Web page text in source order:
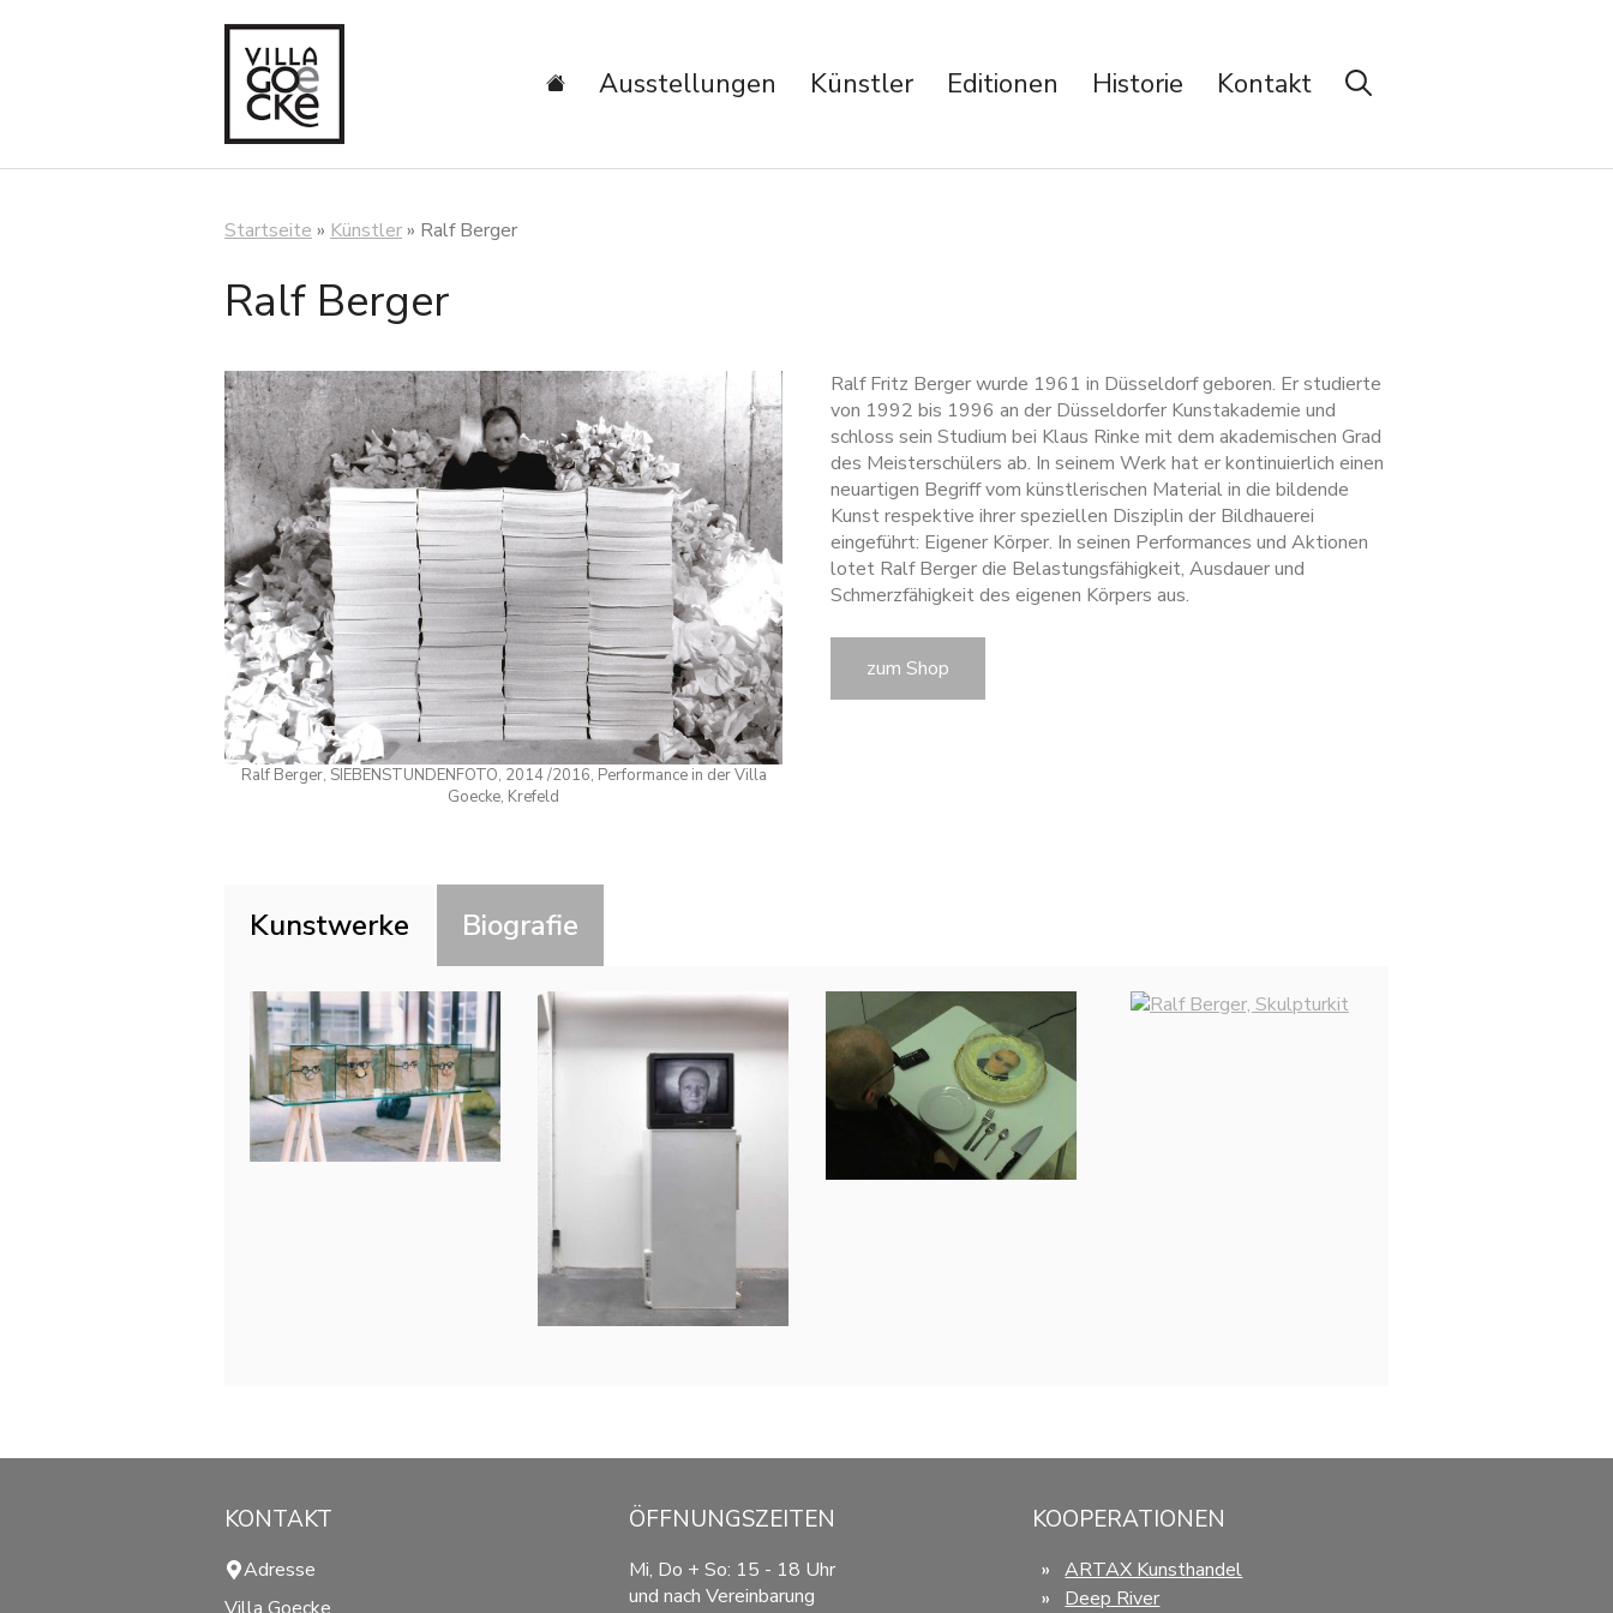
Ausstellungen Künstler Editionen Historie Kontakt
Startseite » Künstler» Ralf Berger
Ralf Berger
Ralf Berger, SIEBENSTUNDENFOTO, 2014 /2016, Performance in der Villa
Goecke, Krefeld
Ralf Fritz Berger wurde 1961 in Düsseldorf geboren. Er studierte
von 1992 bis 1996 an der Düsseldorfer Kunstakademie und
schloss sein Studium bei Klaus Rinke mit dem akademischen Grad
des Meisterschülers ab. In seinem Werk hat er kontinuierlich einen
neuartigen Begriff vom künstlerischen Material in die bildende
Kunst respektive ihrer speziellen Disziplin der Bildhauerei
eingeführt: Eigener Körper. In seinen Performances und Aktionen
lotet Ralf Berger die Belastungsfähigkeit, Ausdauer und
Schmerzfähigkeit des eigenen Körpers aus.
zum Shop
Kunstwerke Biografie
KONTAKT
Adresse
ÖFFNUNGSZEITEN
Mi, Do + So: 15 - 18 Uhr
und nach Vereinbarung
KOOPERATIONEN
ARTAX Kunsthandel
Deep River